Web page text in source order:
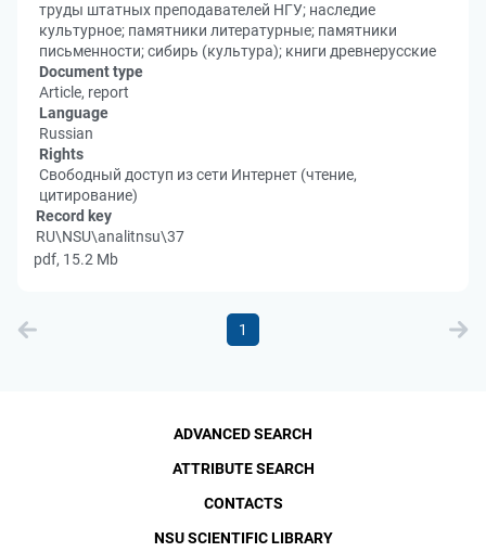
труды штатных преподавателей НГУ; наследие
культурное; памятники литературные; памятники
письменности; сибирь (культура); книги древнерусские
Document type
Article, report
Language
Russian
Rights
Свободный доступ из сети Интернет (чтение,
цитирование)
Record key
RU\NSU\analitnsu\37
pdf, 15.2 Mb
1
ADVANCED SEARCH
ATTRIBUTE SEARCH
CONTACTS
NSU SCIENTIFIC LIBRARY